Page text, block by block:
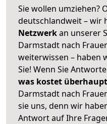
Sie wollen umziehen?
deutschlandweit – wir
Netzwerkan unserer
Darmstadt nach
weiterwissen – haben
Sie! Wenn Sie
was kostet
Darmstadt nach
sie uns, denn wir
Antwort auf Ihre